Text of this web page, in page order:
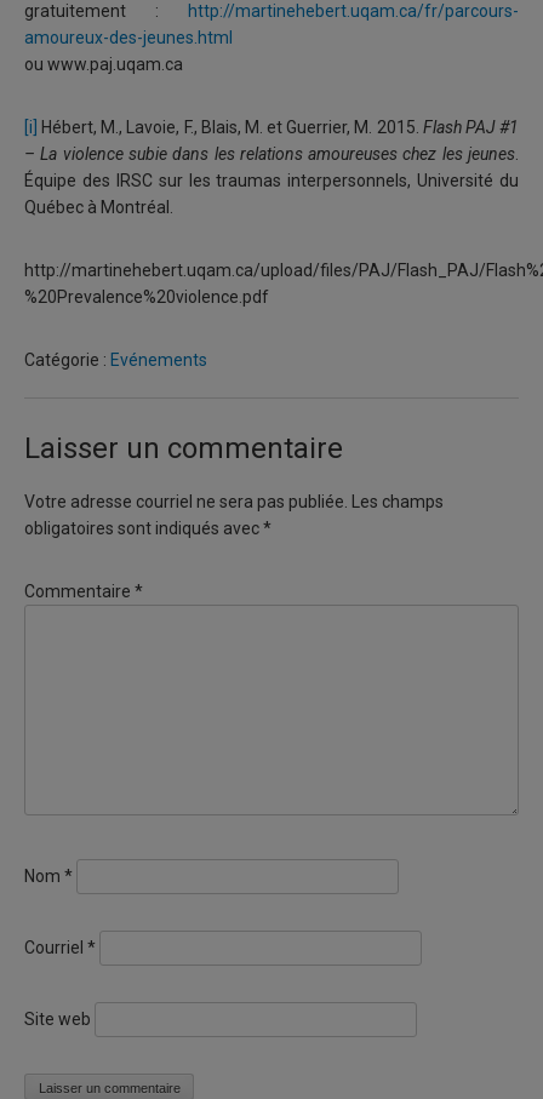
gratuitement :
http://martinehebert.uqam.ca/fr/parcours-
amoureux-des-jeunes.html
ou www.paj.uqam.ca
[i] Hébert, M., Lavoie, F., Blais, M. et Guerrier, M. 2015. Flash PAJ #1
– La violence subie dans les relations amoureuses chez les jeunes
Équipe des IRSC sur les traumas interpersonnels, Université du
Québec à Montréal.
http://martinehebert.uqam.ca/upload/files/PAJ/Flash_PAJ/
%20Prevalence%20violence.pdf
Catégorie : Evénements
Laisser un commentaire
Votre adresse courriel ne sera pas publiée.
Les champs
obligatoires sont indiqués avec*
Commentaire *
Nom *
Courriel *
Site web